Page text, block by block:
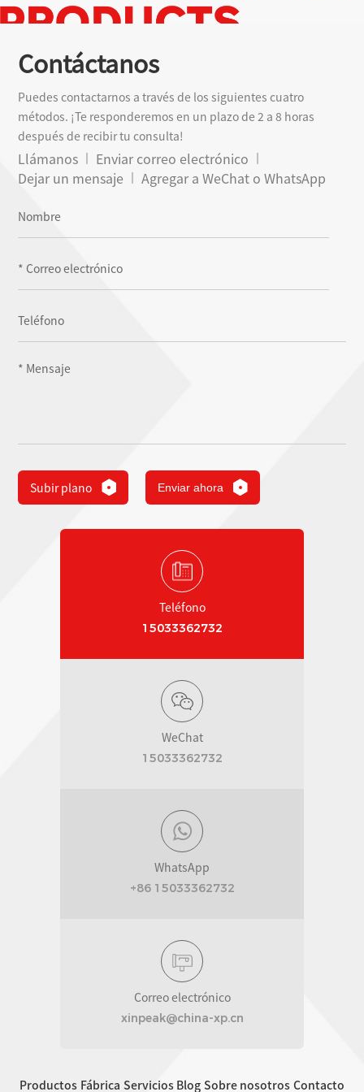
Contáctanos
Puedes contactarnos a través de los siguientes cuatro
métodos. ¡Te responderemos en un plazo de 2 a 8 horas
después de recibir tu consulta!
Llámanos
Enviar correo electrónico
Dejar un mensaje
Agregar a WeChat o WhatsApp
Subir plano Enviar ahora
Teléfono
15033362732
WeChat
15033362732
WhatsApp
+86 15033362732
Correo electrónico
xinpeak@china-xp.cn
Productos Fábrica Servicios Blog Sobre nosotros Contacto